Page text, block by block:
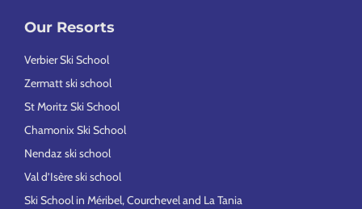
Our Resorts
Verbier Ski School
Zermatt ski school
St Moritz Ski School
Chamonix Ski School
Nendaz ski school
Val d’Isère ski school
Ski School in Méribel, Courchevel and La Tania